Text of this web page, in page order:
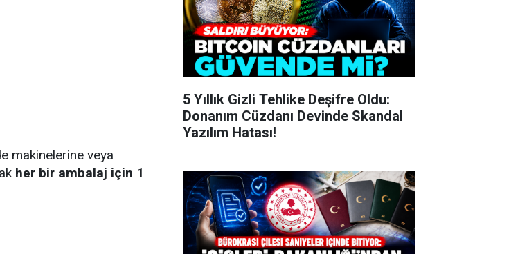
makinelerine veya
her bir ambalaj için 1
5 Yıllık Gizli Tehlike Deşifre Oldu:
Donanım Cüzdanı Devinde Skandal
Yazılım Hatası!